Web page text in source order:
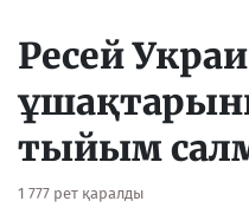
Ресей
тыйым
1 777 рет қаралды